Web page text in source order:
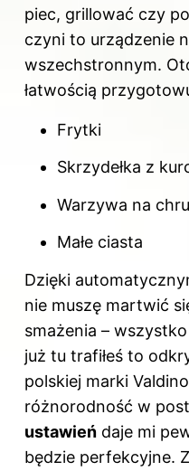
piec, grillować czy
czyni to urządzenie
wszechstronnym.
łatwością
Frytki
Skrzydełka z
Warzywa na
Małe ciasta
Dzięki
nie muszę martwić
smażenia –
już tu trafiłeś to
polskiej marki
różnorodność w
ustawień daje mi
będzie perfekcyjne.